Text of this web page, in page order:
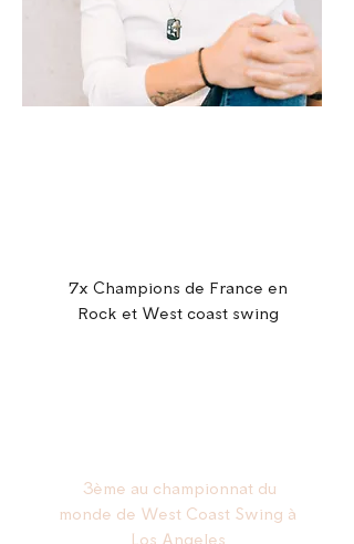
7x Champions de France en
Rock et West coast swing
3ème au championnat du
monde de West Coast Swing à
Los Angeles